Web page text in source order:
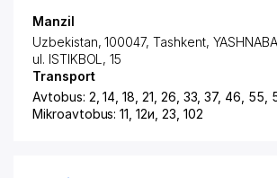
Manzil
Uzbekistan, 100047, Tashkent,
ul. ISTIKBOL, 15
Transport
Avtobus: 2, 14, 18, 21, 26, 33, 37, 46, 55,
Mikroavtobus: 11, 12и, 23, 102